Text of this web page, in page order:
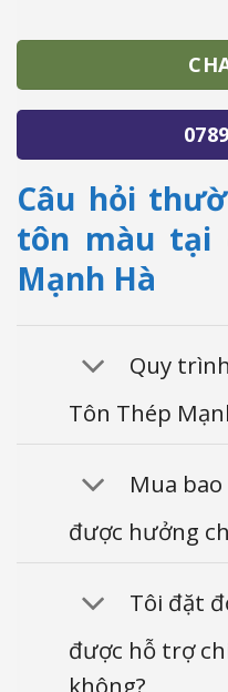
Câu hỏi
tôn màu tại
Mạnh Hà
Quy
Tôn Thép
Mua
được hưởng
Tôi đặt
được hỗ trợ
không?